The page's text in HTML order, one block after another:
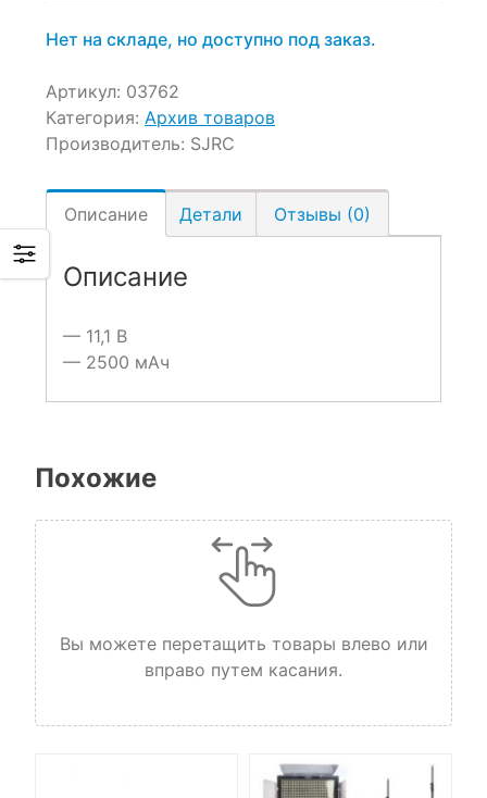
Нет на складе, но доступно под заказ.
Артикул: 03762
Категория: Архив товаров
Производитель: SJRC
Описание Детали Отзывы (0)
Описание
— 11,1 В
— 2500 мАч
Похожие
Вы можете перетащить товары влево или
вправо путем касания.